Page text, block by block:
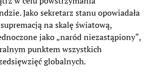
Jako sekretarz stanu opowiadała
na skalę światową,
jako „naród niezastąpiony“,
punktem wszystkich
globalnych.